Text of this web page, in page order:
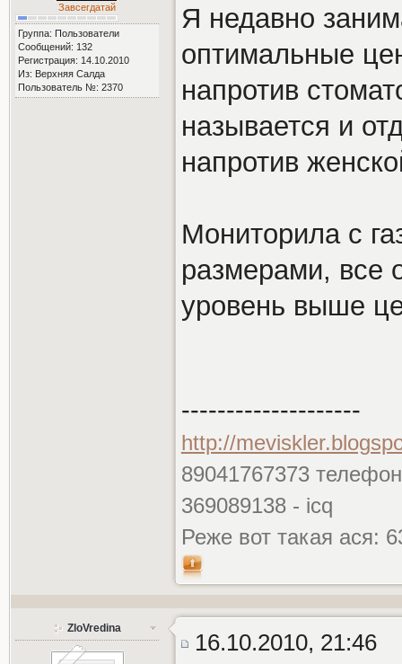
Завсегдатай
Группа: Пользователи
Сообщений: 132
Регистрация: 14.10.2010
Из: Верхняя Салда
Пользователь №: 2370
Я недавно
оптимальные
напротив
называется и
напротив
Мониторила с
размерами,
уровень выше
--------------------
http://
89041767373 телефон
369089138 - icq
Реже вот такая ася:
ZloVredina
16.10.2010, 21:46